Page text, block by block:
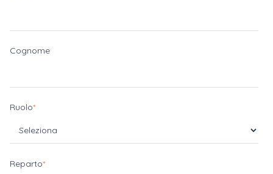
Cognome
Ruolo*
Reparto*